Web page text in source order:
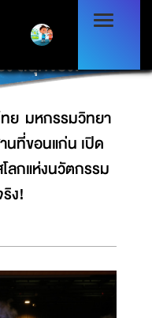
ย มหกรรมวิทยา
นที่ขอนแก่น เปิด
ลกแห่งนวัตกรรม
สนุกจริง!
ย มหกรรมวิทยา
ที่ขอนแก่น เปิด
ลกแห่งนวัตกรรม
ง!